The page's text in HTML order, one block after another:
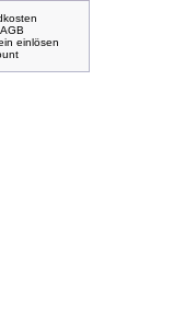
einlösen